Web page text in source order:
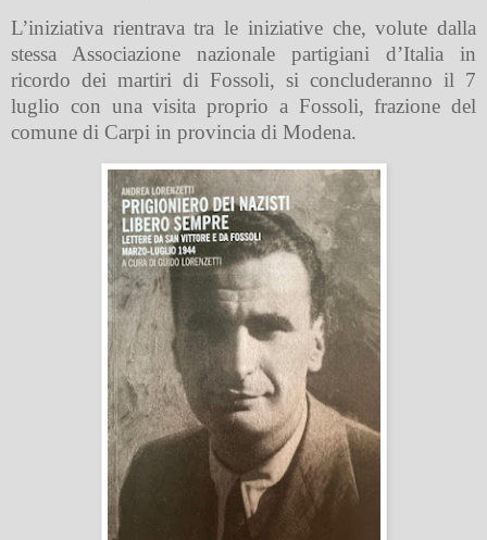
L’iniziativa rientrava tra le iniziative che, volute dalla
stessa Associazione nazionale partigiani d’Italia in
ricordo dei martiri di Fossoli, si concluderanno il 7
luglio con una visita proprio a Fossoli, frazione del
comune di Carpi in provincia di Modena.